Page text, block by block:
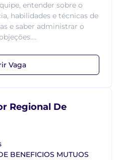
entender sobre o
habilidades e técnicas de
e saber administrar o
Vaga
Regional De
BENEFICIOS MUTUOS